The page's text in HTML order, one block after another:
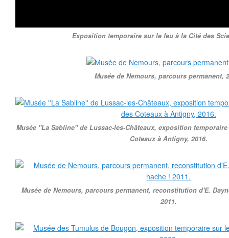
Exposition temporaire sur le feu à la Cité des
Musée de Nemours, parcours permanent,
Musée ''La Sabline'' de Lussac-les-Châteaux, exposition
Coteaux à Antigny, 2016.
Musée de Nemours, parcours permanent, reconstitution d'E.
2011.